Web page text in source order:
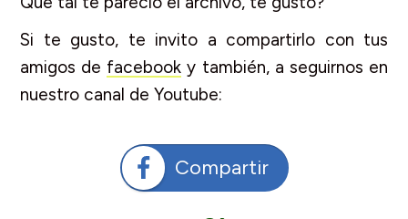
Si te gusto, te invito a compartirlo con tus
amigos de facebook y también, a seguirnos en
nuestro canal de Youtube:
Compartir